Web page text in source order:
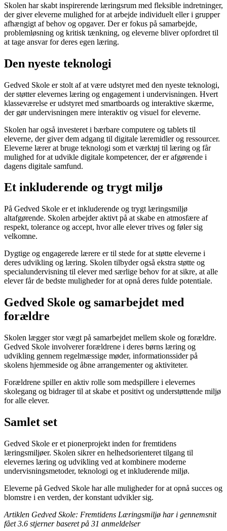
Skolen har skabt inspirerende læringsrum med fleksible indretninger,
der giver eleverne mulighed for at arbejde individuelt eller i grupper
afhængigt af behov og opgaver. Der er fokus på samarbejde,
problemløsning og kritisk tænkning, og eleverne bliver opfordret til
at tage ansvar for deres egen læring.
Den nyeste teknologi
Gedved Skole er stolt af at være udstyret med den nyeste teknologi,
der støtter elevernes læring og engagement i undervisningen. Hvert
klasseværelse er udstyret med smartboards og interaktive skærme,
der gør undervisningen mere interaktiv og visuel for eleverne.
Skolen har også investeret i bærbare computere og tablets til
eleverne, der giver dem adgang til digitale læremidler og ressourcer.
Eleverne lærer at bruge teknologi som et værktøj til læring og får
mulighed for at udvikle digitale kompetencer, der er afgørende i
dagens digitale samfund.
Et inkluderende og trygt miljø
På Gedved Skole er et inkluderende og trygt læringsmiljø
altafgørende. Skolen arbejder aktivt på at skabe en atmosfære af
respekt, tolerance og accept, hvor alle elever trives og føler sig
velkomne.
Dygtige og engagerede lærere er til stede for at støtte eleverne i
deres udvikling og læring. Skolen tilbyder også ekstra støtte og
specialundervisning til elever med særlige behov for at sikre, at alle
elever får de bedste muligheder for at opnå deres fulde potentiale.
Gedved Skole og samarbejdet med
forældre
Skolen lægger stor vægt på samarbejdet mellem skole og forældre.
Gedved Skole involverer forældrene i deres børns læring og
udvikling gennem regelmæssige møder, informationssider på
skolens hjemmeside og åbne arrangementer og aktiviteter.
Forældrene spiller en aktiv rolle som medspillere i elevernes
skolegang og bidrager til at skabe et positivt og understøttende miljø
for alle elever.
Samlet set
Gedved Skole er et pionerprojekt inden for fremtidens
læringsmiljøer. Skolen sikrer en helhedsorienteret tilgang til
elevernes læring og udvikling ved at kombinere moderne
undervisningsmetoder, teknologi og et inkluderende miljø.
Eleverne på Gedved Skole har alle muligheder for at opnå succes og
blomstre i en verden, der konstant udvikler sig.
Artiklen Gedved Skole: Fremtidens Læringsmiljø har i gennemsnit
fået3.6 stjerner baseret på 31 anmeldelser